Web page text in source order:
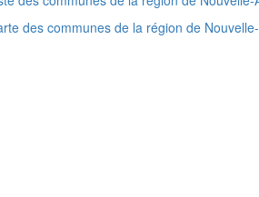
des communes de la région de